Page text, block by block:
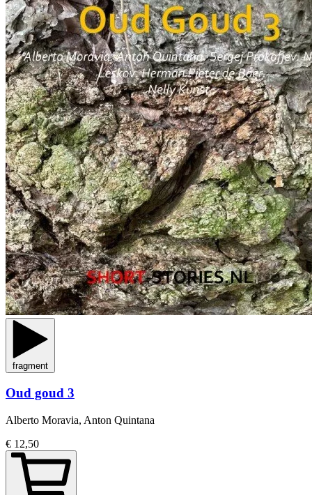
fragment
Oud goud 3
Alberto Moravia, Anton Quintana
€ 12,50